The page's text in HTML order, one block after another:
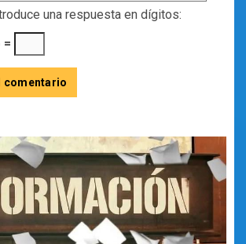
una respuesta en dígitos:
=